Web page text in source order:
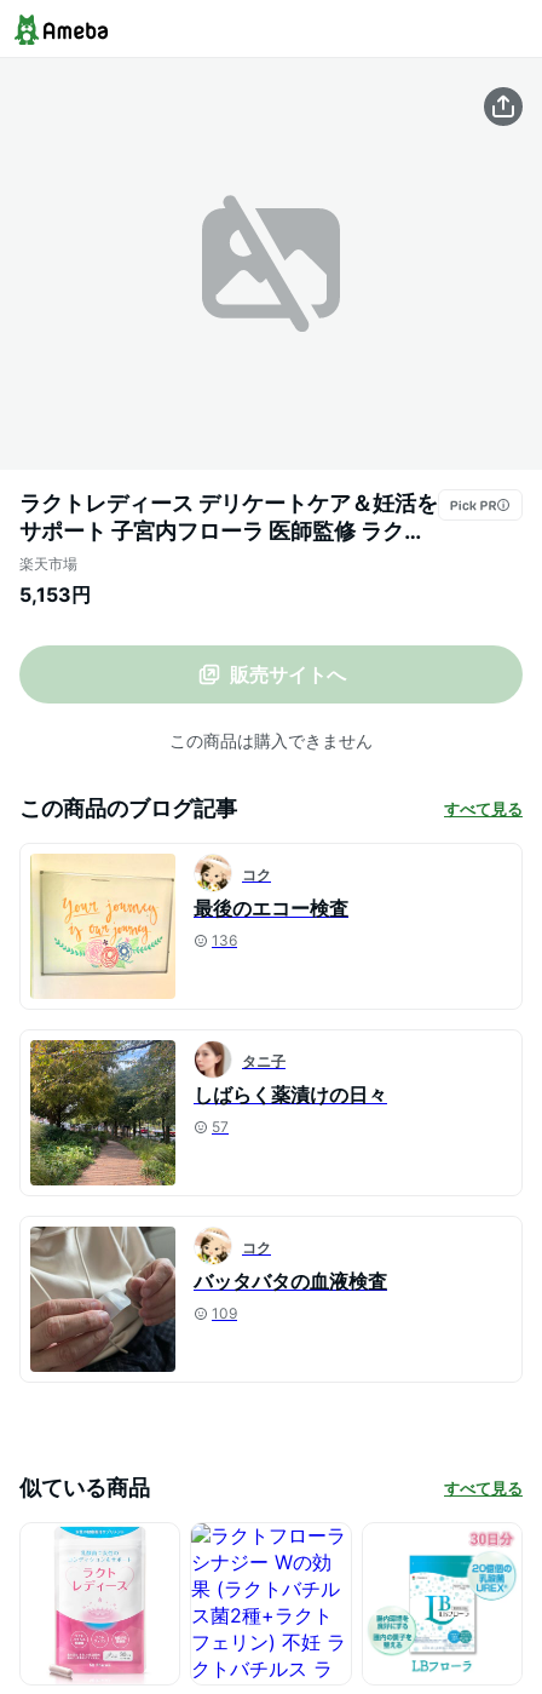
ラクトレディース デリケートケア＆妊活を
サポート 子宮内フローラ 医師監修 ラクト
バチルス ラクトフェリン 有胞子性乳酸菌
スポルス 30日分
楽天市場
5,153円
販売サイトへ
この商品は購入できません
この商品のブログ記事 すべて見る
コク
最後のエコー検査
136
タニ子
しばらく薬漬けの日々
57
コク
バッタバタの血液検査
109
似ている商品 すべて見る